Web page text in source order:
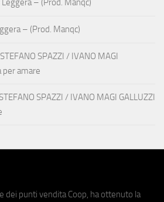
– (Prod. Manqc)
– (Prod. Manqc)
STEFANO SPAZZI / IVANO MAGI
per amare
STEFANO SPAZZI / IVANO MAGI GALLUZZI
dei punti vendita Coop, ha ottenuto la